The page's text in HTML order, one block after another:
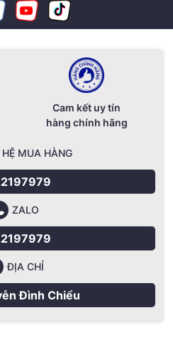
Cam kết uy tín
hàng chính hãng
HỆ MUA HÀNG
ZALO
ĐỊA CHỈ
Đình Chiểu